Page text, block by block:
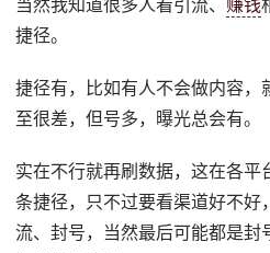
当然我知道很多人看引流、 赚钱
捷径。
捷径有，比如有人不会做内容，
至很差，但号多，曝光总会有。
实在不行就再刷数据，这在各平
条捷径，只不过要看渠道好不好
流、封号，当然最后可能都是封